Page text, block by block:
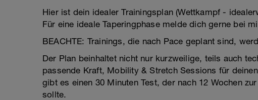
Hier ist dein idealer Trainingsplan (Wettkampf -
Für eine ideale Taperingphase melde dich gerne bei
BEACHTE: Trainings, die nach Pace geplant sind,
Der Plan beinhaltet nicht nur kurzweilige, teils auch
passende Kraft, Mobility & Stretch Sessions für
gibt es einen 30 Minuten Test, der nach 12 Wochen
sollte.